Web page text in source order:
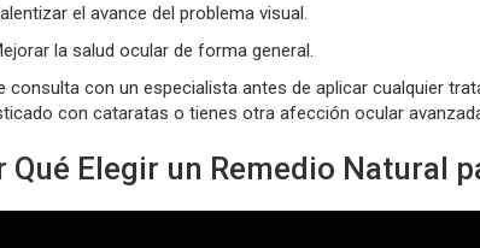
el avance del problema visual.
la salud ocular de forma general.
consulta con un especialista antes de aplicar cualquier
con cataratas o tienes otra afección ocular
Qué Elegir un Remedio Natural